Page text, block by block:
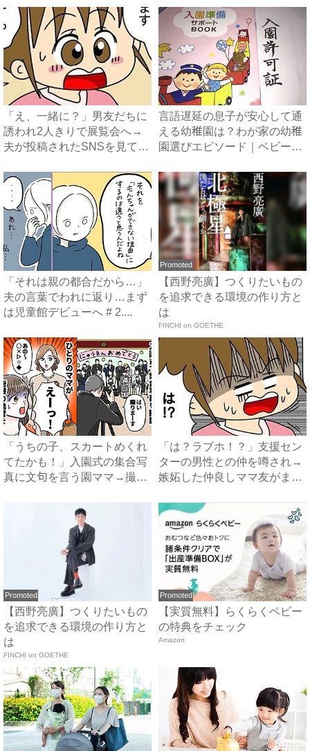
「え、一緒に？」男友だちに
誘われ2人きりで展覧会へ→
夫が投稿されたSNSを見て
言語遅延の息子が安心して通
える幼稚園は？わが家の幼稚
園選びエピソード｜ベビーカ
「それは親の都合だから…」
夫の言葉でわれに返り…まず
は児童館デビューへ # 2....
Promoted
【西野亮廣】つくりたいもの
を追求できる環境の作り方と
は
FINCHI on GOETHE
「うちの子、スカートめくれ
てたかも！」入園式の集合写
真に文句を言う園ママ→撮り
「は？ラブホ！？」支援セン
ターの男性との仲を噂され→
嫉妬した仲良しママ友がまさ
Promoted
【西野亮廣】つくりたいもの
を追求できる環境の作り方と
は
FINCHI on GOETHE
Promoted
【実質無料】らくらくベビー
の特典をチェック
Amazon